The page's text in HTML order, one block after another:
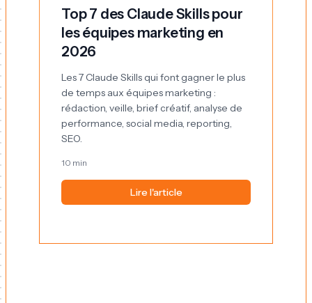
Top 7 des Claude Skills pour
les équipes marketing en
2026
Les 7 Claude Skills qui font gagner le plus
de temps aux équipes marketing :
rédaction, veille, brief créatif, analyse de
performance, social media, reporting,
SEO.
10 min
Lire l'article